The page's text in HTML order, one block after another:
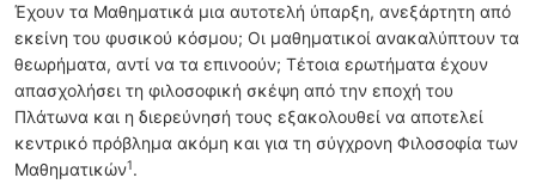
Έχουν τα Μαθηματικά μια αυτοτελή ύπαρξη, ανεξάρτητη από
εκείνη του φυσικού κόσμου; Οι μαθηματικοί ανακαλύπτουν τα
θεωρήματα, αντί να τα επινοούν; Τέτοια ερωτήματα έχουν
απασχολήσει τη φιλοσοφική σκέψη από την εποχή του
Πλάτωνα και η διερεύνησή τους εξακολουθεί να αποτελεί
κεντρικό πρόβλημα ακόμη και για τη σύγχρονη Φιλοσοφία των
Μαθηματικών1.